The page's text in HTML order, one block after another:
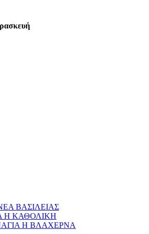
ΒΑΣΙΛΕΙΑΣ
Η ΚΑΘΟΛΙΚΗ
Η ΒΛΑΧΕΡΝΑ